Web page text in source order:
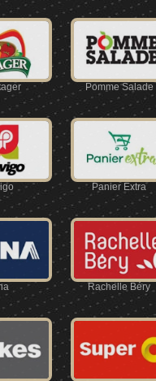
Pomme Salade
Panier Extra
Rachelle Béry